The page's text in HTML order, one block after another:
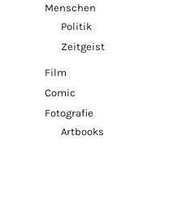
Menschen
Politik
Zeitgeist
Film
Comic
Fotografie
Artbooks